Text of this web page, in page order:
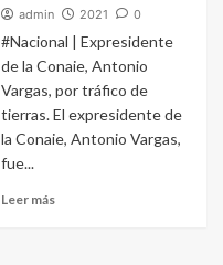
admin 2021 0
#Nacional | Expresidente
de la Conaie, Antonio
Vargas, por tráfico de
tierras. El expresidente de
la Conaie, Antonio Vargas,
fue...
Leer más